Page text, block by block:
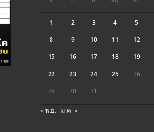
1 2 3 4 5
8 9 10 11 12
15 16 17 18 19
22 23 24 25 26
29 30 31
« พ.ย. ม.ค. »